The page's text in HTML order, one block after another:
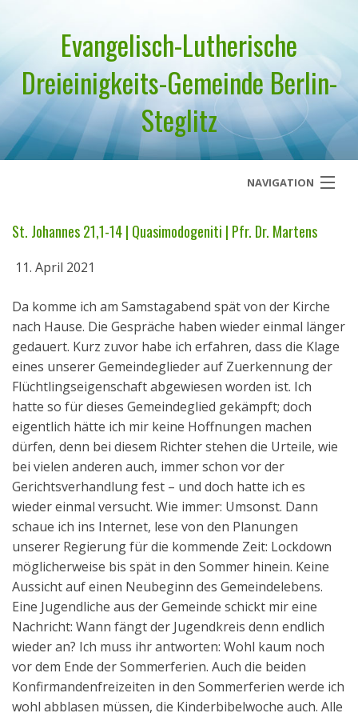
Evangelisch-Lutherische
Dreieinigkeits-Gemeinde Berlin-
Steglitz
NAVIGATION
Über uns
Geistliches Wort
Termine
Aktuelles
Kontakt
English
St. Johannes 21,1-14 | Quasimodogeniti | Pfr. Dr. Martens
11. April 2021
Da komme ich am Samstagabend spät von der Kirche
nach Hause. Die Gespräche haben wieder einmal länger
gedauert. Kurz zuvor habe ich erfahren, dass die Klage
eines unserer Gemeindeglieder auf Zuerkennung der
Flüchtlingseigenschaft abgewiesen worden ist. Ich
hatte so für dieses Gemeindeglied gekämpft; doch
eigentlich hätte ich mir keine Hoffnungen machen
dürfen, denn bei diesem Richter stehen die Urteile, wie
bei vielen anderen auch, immer schon vor der
Gerichtsverhandlung fest – und doch hatte ich es
wieder einmal versucht. Wie immer: Umsonst. Dann
schaue ich ins Internet, lese von den Planungen
unserer Regierung für die kommende Zeit: Lockdown
möglicherweise bis spät in den Sommer hinein. Keine
Aussicht auf einen Neubeginn des Gemeindelebens.
Eine Jugendliche aus der Gemeinde schickt mir eine
Nachricht: Wann fängt der Jugendkreis denn endlich
wieder an? Ich muss ihr antworten: Wohl kaum noch
vor dem Ende der Sommerferien. Auch die beiden
Konfirmandenfreizeiten in den Sommerferien werde ich
wohl abblasen müssen, die Kinderbibelwoche auch. Alle